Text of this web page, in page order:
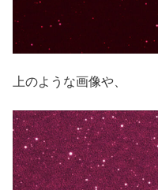
上のような画像や、